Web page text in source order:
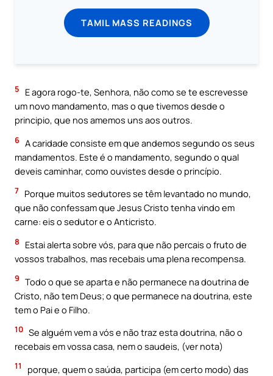
TAMIL MASS READINGS
5
E agora rogo-te, Senhora, não como se te escrevesse
um novo mandamento, mas o que tivemos desde o
principio, que nos amemos uns aos outros.
6 A caridade consiste em que andemos segundo os seus
mandamentos. Este é o mandamento, segundo o qual
deveis caminhar, como ouvistes desde o princípio.
7 Porque muitos sedutores se têm levantado no mundo,
que não confessam que Jesus Cristo tenha vindo em
carne: eis o sedutor e o Anticristo.
8
Estai alerta sobre vós, para que não percais o fruto de
vossos trabalhos, mas recebais uma plena recompensa.
9 Todo o que se aparta e não permanece na doutrina de
Cristo, não tem Deus; o que permanece na doutrina, este
tem o Pai e o Filho.
10 Se alguém vem a vós e não traz esta doutrina, não o
recebais em vossa casa, nem o saudeis, (ver nota)
11
porque, quem o saúda, participa (em certo modo) das